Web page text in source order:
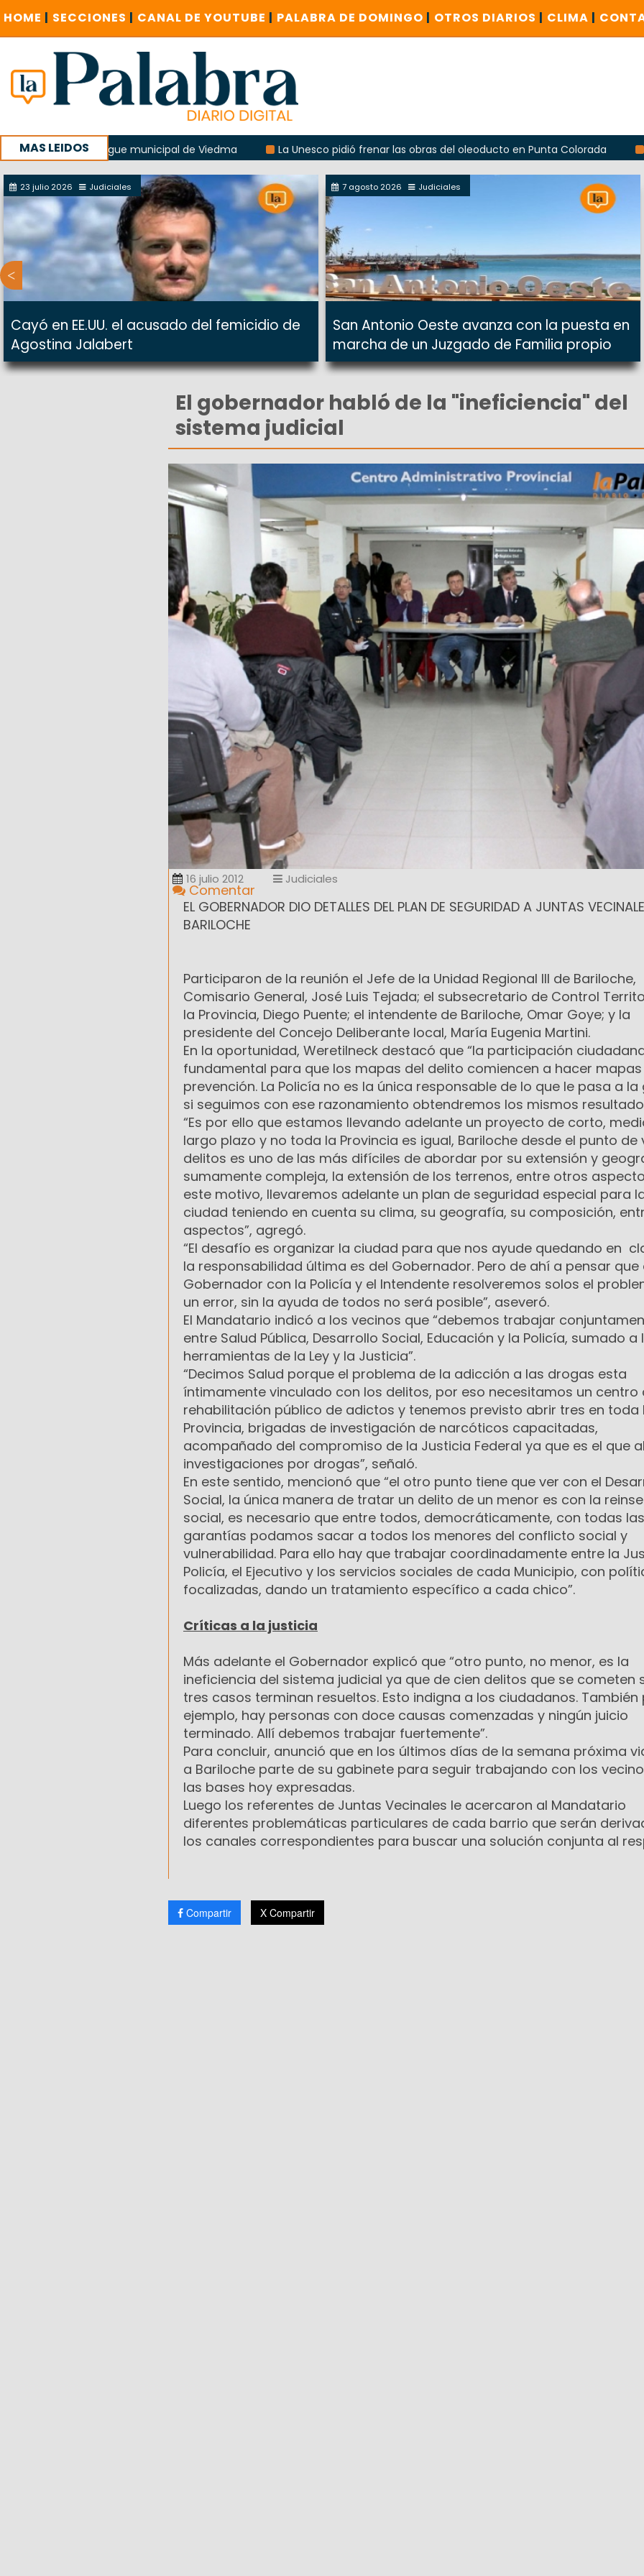
HOME | SECCIONES | CANAL DE YOUTUBE | PALABRA DE DOMINGO | OTROS DIARIOS | CLIMA |
MAS LEIDOS
albergue municipal de Viedma La Unesco pidió frenar las obras del oleoducto en Punta Colorada
Odarda
encuentro provincial en Roca
23 julio 2026 Judiciales
Cayó en EE.UU. el acusado del femicidio de
Agostina Jalabert
7 agosto 2026 Judiciales
San Antonio Oeste avanza con la puesta en
marcha de un Juzgado de Familia propio
El gobernador habló de la "ineficiencia" del
sistema judicial
16 julio 2012 Judiciales
Comentar
EL GOBERNADOR DIO DETALLES DEL PLAN DE SEGURIDAD A JUNTAS
BARILOCHE
Participaron de la reunión el Jefe de la Unidad Regional III de Bariloche,
Comisario General, José Luis Tejada; el subsecretario de Control
la Provincia, Diego Puente; el intendente de Bariloche, Omar Goye; y la
presidente del Concejo Deliberante local, María Eugenia Martini.
En la oportunidad, Weretilneck destacó que “la participación
fundamental para que los mapas del delito comiencen a hacer
prevención. La Policía no es la única responsable de lo que le pasa a la
si seguimos con ese razonamiento obtendremos los mismos
“Es por ello que estamos llevando adelante un proyecto de corto,
largo plazo y no toda la Provincia es igual, Bariloche desde el punto de
delitos es uno de las más difíciles de abordar por su extensión y
sumamente compleja, la extensión de los terrenos, entre otros
este motivo, llevaremos adelante un plan de seguridad especial para
ciudad teniendo en cuenta su clima, su geografía, su composición,
aspectos”, agregó.
“El desafío es organizar la ciudad para que nos ayude quedando en
la responsabilidad última es del Gobernador. Pero de ahí a pensar que
Gobernador con la Policía y el Intendente resolveremos solos el
un error, sin la ayuda de todos no será posible”, aseveró.
El Mandatario indicó a los vecinos que “debemos trabajar
entre Salud Pública, Desarrollo Social, Educación y la Policía, sumado a
herramientas de la Ley y la Justicia”.
“Decimos Salud porque el problema de la adicción a las drogas esta
íntimamente vinculado con los delitos, por eso necesitamos un centro
rehabilitación público de adictos y tenemos previsto abrir tres en toda
Provincia, brigadas de investigación de narcóticos capacitadas,
acompañado del compromiso de la Justicia Federal ya que es el que
investigaciones por drogas”, señaló.
En este sentido, mencionó que “el otro punto tiene que ver con el
Social, la única manera de tratar un delito de un menor es con la
social, es necesario que entre todos, democráticamente, con todas las
garantías podamos sacar a todos los menores del conflicto social y
vulnerabilidad. Para ello hay que trabajar coordinadamente entre la
Policía, el Ejecutivo y los servicios sociales de cada Municipio, con
focalizadas, dando un tratamiento específico a cada chico”.
Críticas a la justicia
Más adelante el Gobernador explicó que “otro punto, no menor, es la
ineficiencia del sistema judicial ya que de cien delitos que se cometen
tres casos terminan resueltos. Esto indigna a los ciudadanos. También
ejemplo, hay personas con doce causas comenzadas y ningún juicio
terminado. Allí debemos trabajar fuertemente”.
Para concluir, anunció que en los últimos días de la semana próxima
a Bariloche parte de su gabinete para seguir trabajando con los
las bases hoy expresadas.
Luego los referentes de Juntas Vecinales le acercaron al Mandatario
diferentes problemáticas particulares de cada barrio que serán
los canales correspondientes para buscar una solución conjunta al
Compartir X Compartir